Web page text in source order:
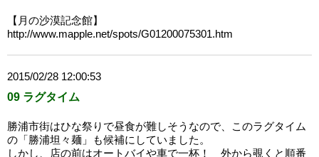
【月の沙漠記念館】
http://www.mapple.net/spots/G01200075301.htm
2015/02/28 12:00:53
09 ラグタイム
勝浦市街はひな祭りで昼食が難しそうなので、このラグタイム
の「勝浦坦々麺」も候補にしていました。
しかし、店の前はオートバイや車で一杯！ 外から覗くと順番